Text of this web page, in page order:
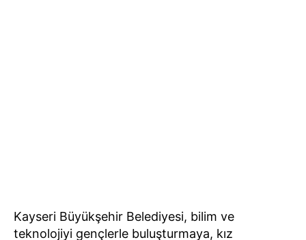
Kayseri Büyükşehir Belediyesi, bilim ve
teknolojiyi gençlerle buluşturmaya, kız